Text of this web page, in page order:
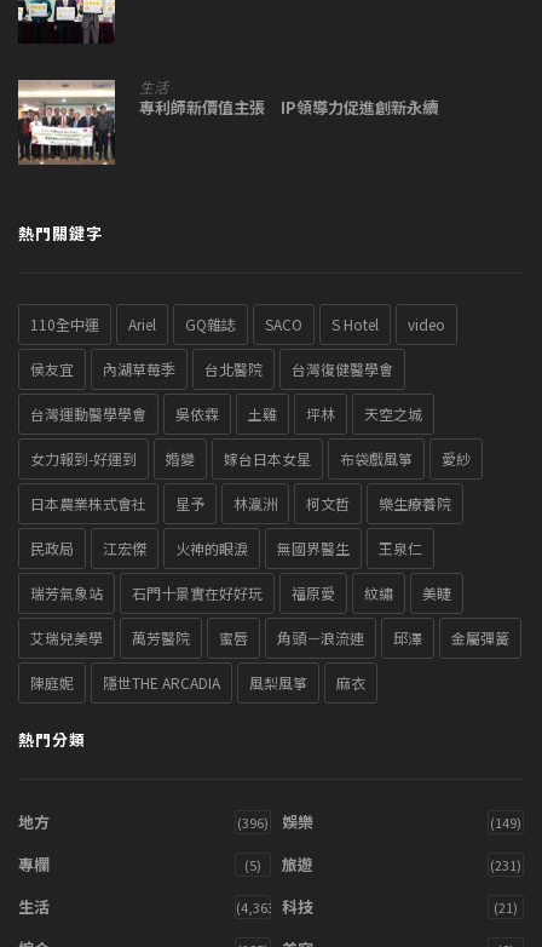
生活
專利師新價值主張 IP領導力促進創新永續
熱門關鍵字
110全中運 Ariel GQ雜誌 SACO S Hotel video
侯友宜 內湖草莓季 台北醫院 台灣復健醫學會
台灣運動醫學學會 吳依霖 土雞 坪林 天空之城
女力報到-好運到 婚變 嫁台日本女星 布袋戲風箏 愛紗
日本農業株式會社 星予 林瀛洲 柯文哲 樂生療養院
民政局 江宏傑 火神的眼淚 無國界醫生 王泉仁
瑞芳氣象站 石門十景實在好好玩 福原愛 紋繡 美睫
艾瑞兒美學 萬芳醫院 蜜唇 角頭－浪流連 邱澤 金屬彈簧
陳庭妮 隱世THE ARCADIA 風梨風箏 麻衣
熱門分類
地方 (396) 娛樂 (149)
專欄 (5) 旅遊 (231)
生活 (4,363) 科技 (21)